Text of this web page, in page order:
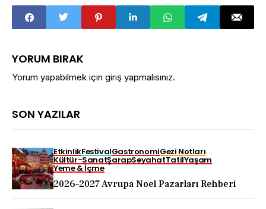
YORUM BIRAK
Yorum yapabilmek için giriş yapmalısınız.
SON YAZILAR
EtkinlikFestivalGastronomiGezi Notları
Kültür-SanatŞarapSeyahatTatilYaşam
Yeme & İçme
2026–2027 Avrupa Noel Pazarları Rehberi